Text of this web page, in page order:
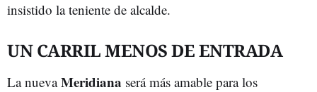
insistido la teniente de alcalde.
UN CARRIL MENOS DE ENTRADA
La nuevaMeridiana será más amable para los